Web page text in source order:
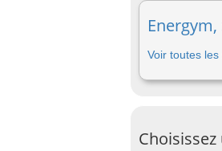
Voir toutes